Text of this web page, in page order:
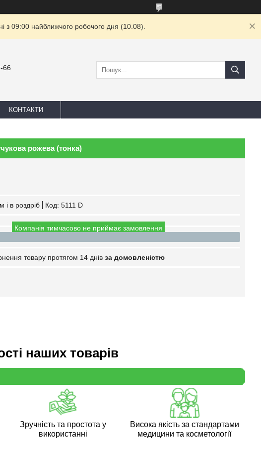
з 09:00 найближчого робочого дня (10.08).
66
КОНТАКТИ
рожева (тонка)
і в роздріб Код: 5111 D
Компанія тимчасово не приймає замовлення
товару протягом 14 днів за домовленістю
наших товарів
Зручність та простота у
використанні
Висока якість за стандартами
медицини та косметології